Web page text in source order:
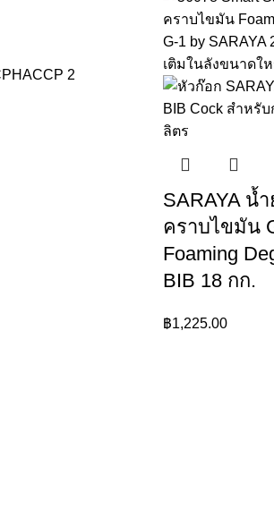
HACCP 2
SARAYA น้
คราบไขมัน
Foaming
BIB 18 กก.
฿1,225.00